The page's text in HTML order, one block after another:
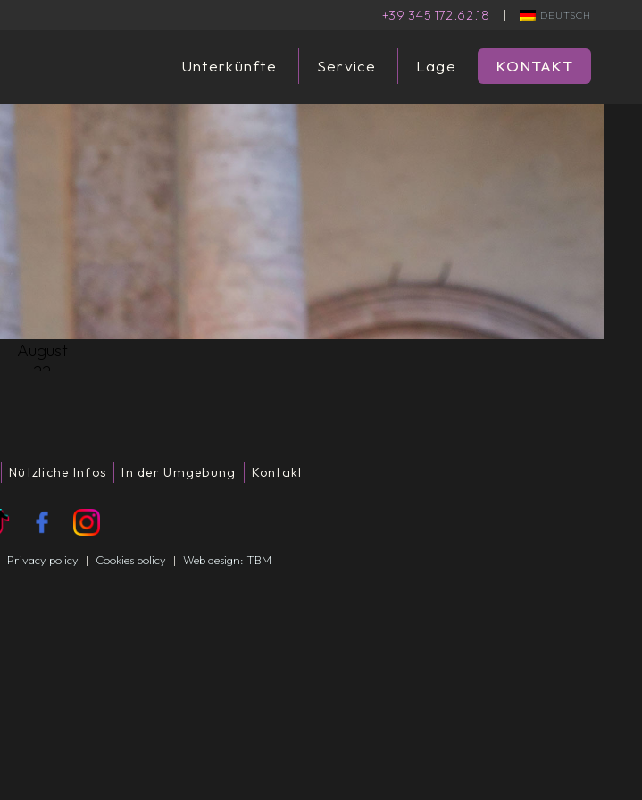
+39 345 172.62.18 | DEUTSCH
Unterkünfte Service Lage KONTAKT
August
22
Nützliche Infos In der Umgebung Kontakt
Privacy policy | Cookies policy | Web design: TBM